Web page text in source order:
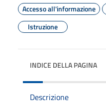
Accesso all'informazione
Istruzione
INDICE DELLA PAGINA
Descrizione